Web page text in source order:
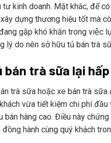
kinh doanh. Mặt khác, để
dựng thương hiệu tốt mà
gặp khó khăn trong việc
lý do nên sở hữu tủ bán trà
bán trà sữa lại
trà sữa hoặc xe bán trà
vừa tiết kiệm chi phí
bán hàng cao. Điều này
hành cùng quý khách